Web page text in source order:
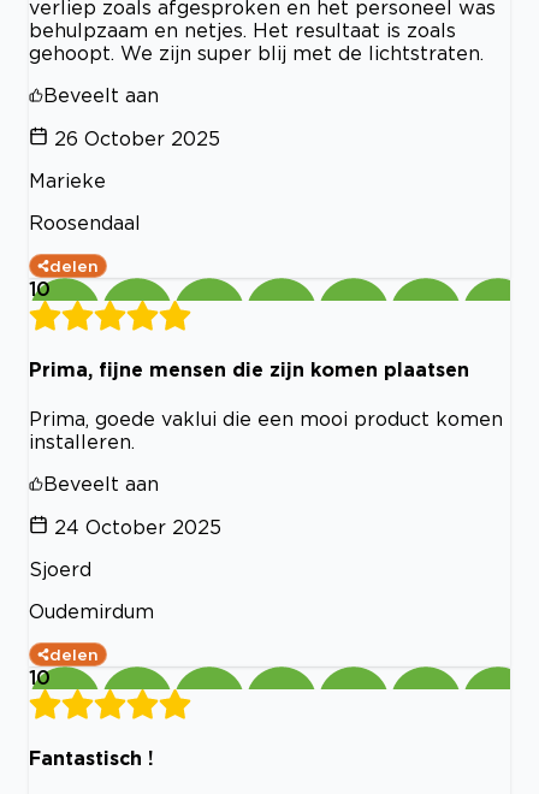
verliep zoals afgesproken en het personeel was
behulpzaam en netjes. Het resultaat is zoals
gehoopt. We zijn super blij met de lichtstraten.
Beveelt aan
26 October 2025
Marieke
Roosendaal
delen
10
Prima, fijne mensen die zijn komen plaatsen
Prima, goede vaklui die een mooi product komen
installeren.
Beveelt aan
24 October 2025
Sjoerd
Oudemirdum
delen
10
Fantastisch !